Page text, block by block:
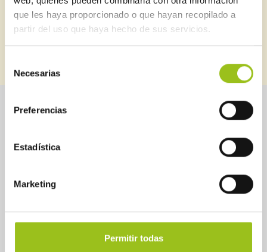
que les haya proporcionado o que hayan recopilado a
partir del uso que haya hecho de sus servicios.
Necesarias
Preferencias
Estadística
Marketing
Permitir todas
SUSCRIBIRME BOLETINES ANTERIORES
Servicios
Noticias
Seguridad industrial
Instrumentos de control
Directorio de profesionales